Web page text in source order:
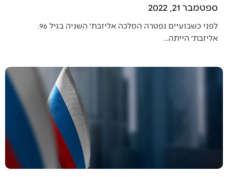
ספטמבר 21, 2022
לפני כשבועיים נפטרה המלכה אליזבת׳ השניה בגיל 96.
אליזבת׳ הייתה…